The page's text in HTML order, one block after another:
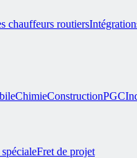
chauffeurs routiers
ChimieConstructionPGC
Fret de projet